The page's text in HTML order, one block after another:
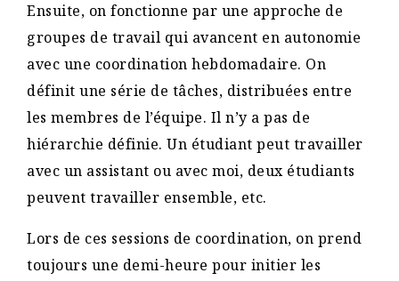
Ensuite, on fonctionne par une approche de
groupes de travail qui avancent en autonomie
avec une coordination hebdomadaire. On
définit une série de tâches, distribuées entre
les membres de l’équipe. Il n’y a pas de
hiérarchie définie. Un étudiant peut travailler
avec un assistant ou avec moi, deux étudiants
peuvent travailler ensemble, etc.
Lors de ces sessions de coordination, on prend
toujours une demi-heure pour initier les